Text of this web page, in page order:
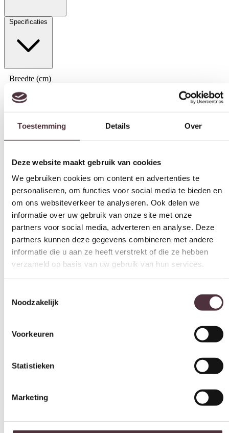
Deze website maakt gebruik van cookies
We gebruiken cookies om content en advertenties te
om ons websiteverkeer te analyseren. Ook delen we
informatie over uw gebruik van onze site met onze
partners voor social media, adverteren en analyse. Deze
partners kunnen deze gegevens combineren met andere
informatie die u aan ze heeft verstrekt of die ze hebben
verzameld op basis van uw gebruik van hun services.
Toestemmingsselectie
Noodzakelijk
Specificaties
Breedte (cm)
56 cm
43 cm
Hoogte (cm)
Grenenhout
Kleur
Merk
Tower Living
Gemonteerd geleverd
Matt Polish Care Kit
Ladekasten
Gratisthuis bezorgd boven de €100,-
Ruim
2500m2 showroom